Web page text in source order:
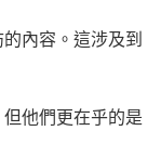
內容。這涉及到
他們更在乎的是